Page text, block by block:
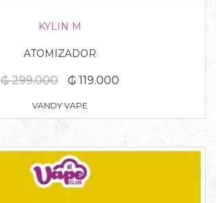
KYLIN M
ATOMIZADOR
₲ 299.000 ₲ 119.000
VANDY VAPE